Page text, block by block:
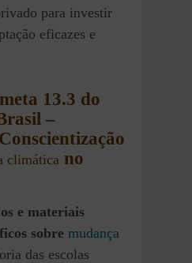
para investir
eficazes e
13.3 do
–
climática no
e materiais
sobre mudança
das escolas